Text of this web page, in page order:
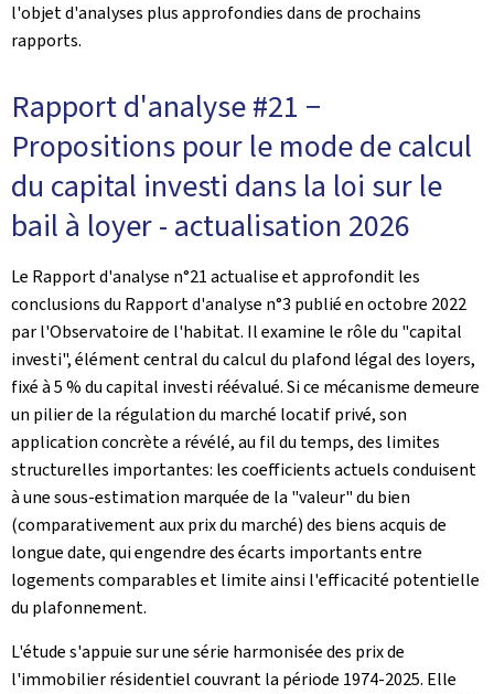
l'objet d'analyses plus approfondies dans de prochains
rapports.
Rapport d'analyse #21 −
Propositions pour le mode de calcul
du capital investi dans la loi sur le
bail à loyer - actualisation 2026
Le Rapport d'analyse n°21 actualise et approfondit les
conclusions du Rapport d'analyse n°3 publié en octobre 2022
par l'Observatoire de l'habitat. Il examine le rôle du "capital
investi", élément central du calcul du plafond légal des loyers,
fixé à 5 % du capital investi réévalué. Si ce mécanisme demeure
un pilier de la régulation du marché locatif privé, son
application concrète a révélé, au fil du temps, des limites
structurelles importantes: les coefficients actuels conduisent
à une sous-estimation marquée de la "valeur" du bien
(comparativement aux prix du marché) des biens acquis de
longue date, qui engendre des écarts importants entre
logements comparables et limite ainsi l'efficacité potentielle
du plafonnement.
L'étude s'appuie sur une série harmonisée des prix de
l'immobilier résidentiel couvrant la période 1974-2025. Elle